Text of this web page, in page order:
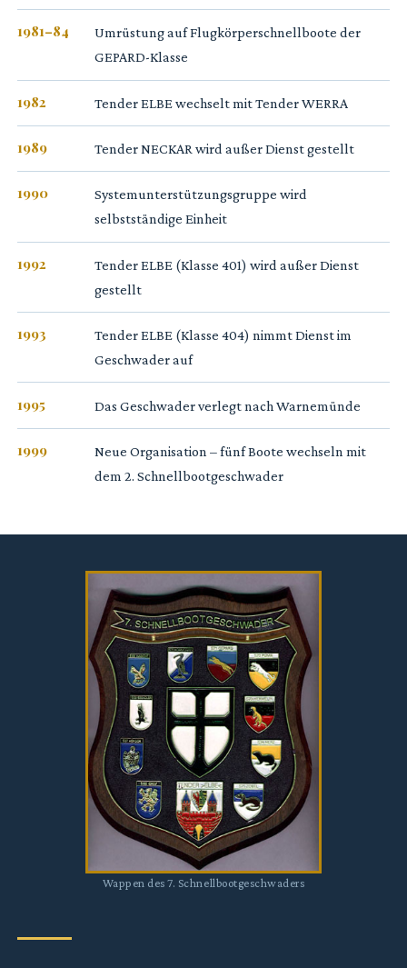
1981–84
Umrüstung auf Flugkörperschnellboote der
GEPARD-Klasse
1982 Tender ELBE wechselt mit Tender WERRA
1989 Tender NECKAR wird außer Dienst gestellt
1990
Systemunterstützungsgruppe wird
selbstständige Einheit
1992
Tender ELBE (Klasse 401) wird außer Dienst
gestellt
1993
Tender ELBE (Klasse 404) nimmt Dienst im
Geschwader auf
1995 Das Geschwader verlegt nach Warnemünde
1999
Neue Organisation – fünf Boote wechseln mit
dem 2. Schnellbootgeschwader
Wappen des 7. Schnellbootgeschwaders